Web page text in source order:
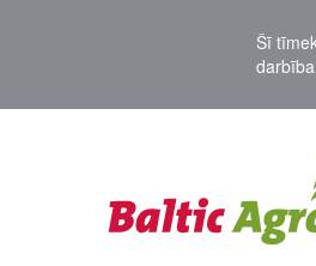
Šī